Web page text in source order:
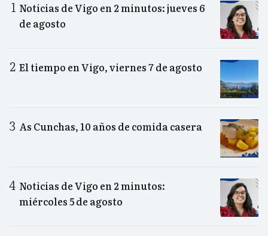
Noticias de Vigo en 2 minutos: jueves 6
de agosto
El tiempo en Vigo, viernes 7 de agosto
As Cunchas, 10 años de comida casera
Noticias de Vigo en 2 minutos:
miércoles 5 de agosto